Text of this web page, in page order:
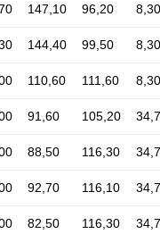
147,10 96,20 8,30
144,40 99,50 8,30
110,60 111,60 8,30
91,60 105,20
88,50 116,30
92,70 116,10
82,50 116,30